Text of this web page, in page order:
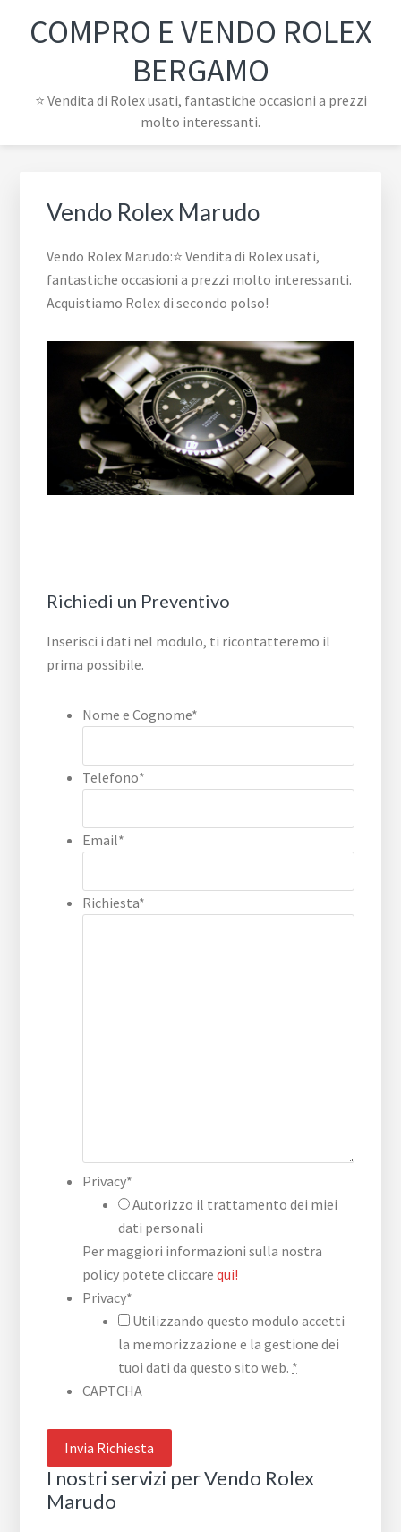
pagina
COMPRO E VENDO ROLEX
BERGAMO
⭐ Vendita di Rolex usati, fantastiche occasioni a prezzi
molto interessanti.
Vendo Rolex Marudo
Vendo Rolex Marudo:⭐ Vendita di Rolex usati,
fantastiche occasioni a prezzi molto interessanti.
Acquistiamo Rolex di secondo polso!
Richiedi un Preventivo
Inserisci i dati nel modulo, ti ricontatteremo il
prima possibile.
Nome e Cognome*
Telefono*
Email*
Richiesta*
Privacy*
Autorizzo il trattamento dei miei
dati personali
Per maggiori informazioni sulla nostra
policy potete cliccarequi!
Privacy*
Utilizzando questo modulo accetti
la memorizzazione e la gestione dei
tuoi dati da questo sito web. *
CAPTCHA
I nostri servizi per Vendo Rolex
Marudo